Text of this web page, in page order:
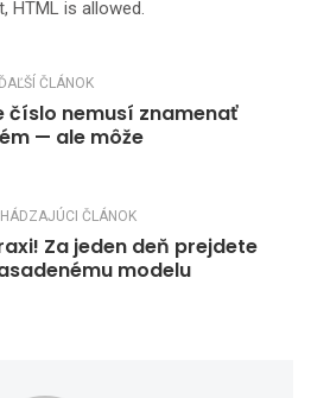
HTML is allowed.
ĎAĽŠÍ ČLÁNOK
číslo nemusí znamenať
— ale môže
ČLÁNOK
Za jeden deň prejdete
modelu